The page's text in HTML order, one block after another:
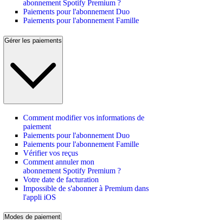
abonnement Spotify Premium ?
Paiements pour l'abonnement Duo
Paiements pour l'abonnement Famille
Gérer les paiements
Comment modifier vos informations de
paiement
Paiements pour l'abonnement Duo
Paiements pour l'abonnement Famille
Vérifier vos reçus
Comment annuler mon
abonnement Spotify Premium ?
Votre date de facturation
Impossible de s'abonner à Premium dans
l'appli iOS
Modes de paiement